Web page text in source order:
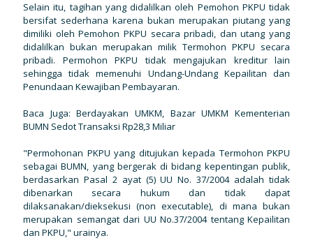
Selain itu, tagihan yang didalilkan oleh Pemohon PKPU tidak
bersifat sederhana karena bukan merupakan piutang yang
dimiliki oleh Pemohon PKPU secara pribadi, dan utang yang
didalilkan bukan merupakan milik Termohon PKPU secara
pribadi. Permohon PKPU tidak mengajukan kreditur lain
sehingga tidak memenuhi Undang-Undang Kepailitan dan
Penundaan Kewajiban Pembayaran.
Baca Juga: Berdayakan UMKM, Bazar UMKM Kementerian
BUMN Sedot Transaksi Rp28,3 Miliar
"Permohonan PKPU yang ditujukan kepada Termohon PKPU
sebagai BUMN, yang bergerak di bidang kepentingan publik,
berdasarkan Pasal 2 ayat (5) UU No. 37/2004 adalah tidak
dibenarkan secara hukum dan tidak dapat
dilaksanakan/dieksekusi (non executable), di mana bukan
merupakan semangat dari UU No.37/2004 tentang Kepailitan
dan PKPU," urainya.